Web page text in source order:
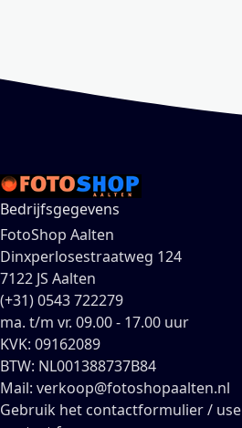
Bedrijfsgegevens
FotoShop Aalten
Dinxperlosestraatweg 124
7122 JS Aalten
(+31) 0543 722279
ma. t/m vr. 09.00 - 17.00 uur
KVK: 09162089
BTW: NL001388737B84
Mail: verkoop@fotoshopaalten.nl
Gebruik het contactformulier / use